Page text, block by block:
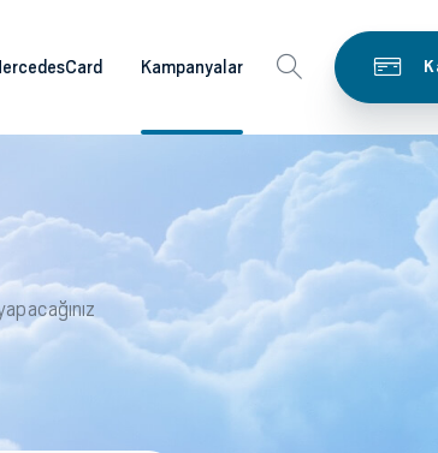
Kampanyalar